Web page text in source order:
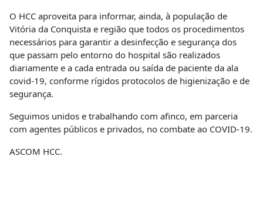
O HCC aproveita para informar, ainda, à população de
Vitória da Conquista e região que todos os procedimentos
necessários para garantir a desinfecção e segurança dos
que passam pelo entorno do hospital são realizados
diariamente e a cada entrada ou saída de paciente da ala
covid-19, conforme rígidos protocolos de higienização e de
segurança.
Seguimos unidos e trabalhando com afinco, em parceria
com agentes públicos e privados, no combate ao COVID-19.
ASCOM HCC.